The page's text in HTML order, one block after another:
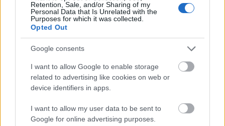
Retention, Sale, and/or Sharing of my
Personal Data that Is Unrelated with the
Purposes for which it was collected.
Opted Out
Google consents
I want to allow Google to enable storage
related to advertising like cookies on web or
device identifiers in apps.
I want to allow my user data to be sent to
Google for online advertising purposes.